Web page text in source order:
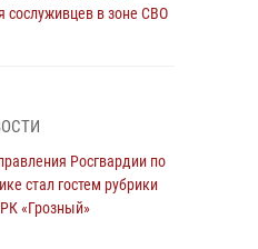
сослуживцев в зоне СВО
10
Росгвардии по
стал гостем рубрики
Росгвардии по
стал гостем рубрики
«Грозный»